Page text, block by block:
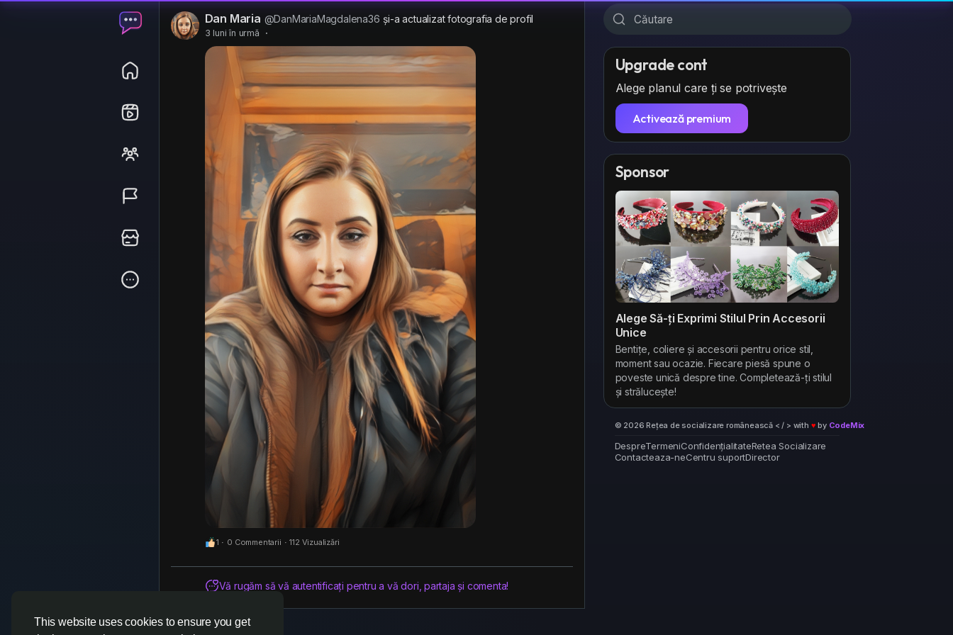
This website uses cookies to ensure you get
Dan Maria @DanMariaMagdalena36 și-a actualizat fotografia de profil
3 luni în urmă ·
1 · 0 Commentarii · 112 Vizualizări
Vă rugăm să vă autentificați pentru a vă dori, partaja și comenta!
Upgrade cont
Alege planul care ți se potrivește
Activează premium
Sponsor
Alege Să-ți Exprimi Stilul Prin Accesorii
Unice
Bentițe, coliere și accesorii pentru orice stil,
moment sau ocazie. Fiecare piesă spune o
poveste unică despre tine. Completează-ți stilul
și strălucește!
© 2026 Rețea de socializare românească < / > with ♥ by CodeMix
DespreTermeniConfidențialitateRetea Socializare
Contacteaza-neCentru suportDirector